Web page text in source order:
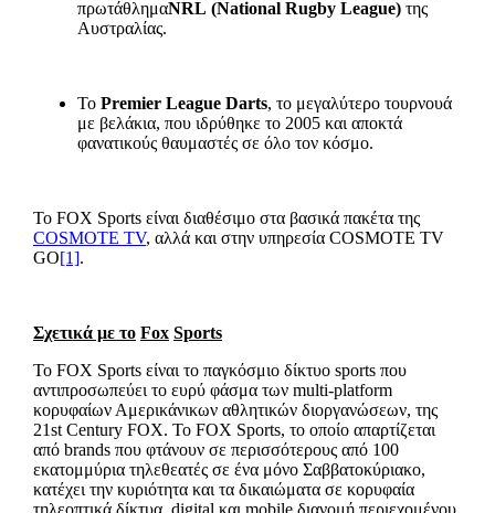
πρωτάθλημαNRL (National Rugby League) της
Αυστραλίας.
Το Premier League Darts, το μεγαλύτερο τουρνουά
με βελάκια, που ιδρύθηκε το 2005 και αποκτά
φανατικούς θαυμαστές σε όλο τον κόσμο.
Το FOX Sports είναι διαθέσιμο στα βασικά πακέτα της
COSMOTE TV, αλλά και στην υπηρεσία COSMOTE TV
GO[1].
Σχετικά με τo Fox Sports
Το FOX Sports είναι το παγκόσμιο δίκτυο sports που
αντιπροσωπεύει το ευρύ φάσμα των multi-platform
κορυφαίων Αμερικάνικων αθλητικών διοργανώσεων, της
21st Century FOX. Το FOX Sports, το οποίο απαρτίζεται
από brands που φτάνουν σε περισσότερους από 100
εκατομμύρια τηλεθεατές σε ένα μόνο Σαββατοκύριακο,
κατέχει την κυριότητα και τα δικαιώματα σε κορυφαία
τηλεοπτικά δίκτυα, digital και mobile διανομή περιεχομένου,